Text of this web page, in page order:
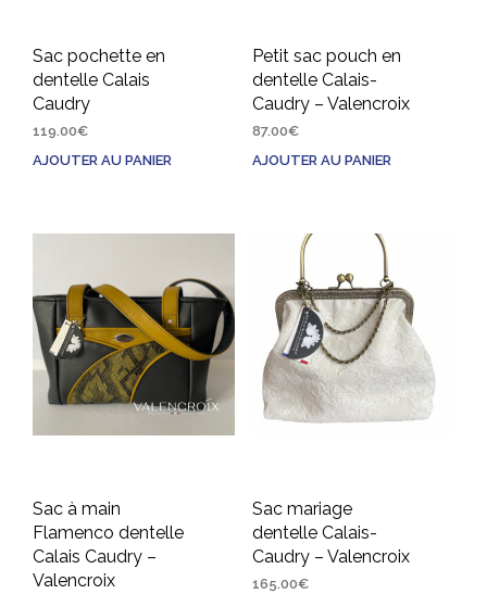
Sac pochette en
dentelle Calais
Caudry
119.00€
AJOUTER AU PANIER
Petit sac pouch en
dentelle Calais-
Caudry – Valencroix
87.00€
AJOUTER AU PANIER
Sac à main
Flamenco dentelle
Calais Caudry –
Valencroix
Sac mariage
dentelle Calais-
Caudry – Valencroix
165.00€